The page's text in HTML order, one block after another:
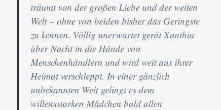
träumt von der großen Liebe und der weiten
Welt – ohne von beiden bisher das Geringste
zu kennen. Völlig unerwartet gerät Xanthia
über Nacht in die Hände von
Menschenhändlern und wird weit aus ihrer
Heimat verschleppt. In einer gänzlich
unbekannten Welt gelingt es dem
willensstarken Mädchen bald allen